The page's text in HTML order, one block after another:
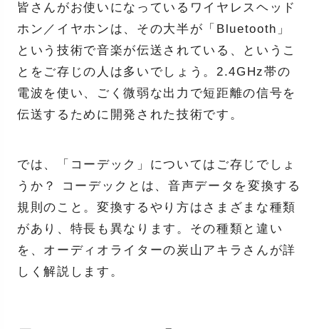
皆さんがお使いになっているワイヤレスヘッド
ホン／イヤホンは、その大半が「Bluetooth」
という技術で音楽が伝送されている、というこ
とをご存じの人は多いでしょう。2.4GHz帯の
電波を使い、ごく微弱な出力で短距離の信号を
伝送するために開発された技術です。
では、「コーデック」についてはご存じでしょ
うか？ コーデックとは、音声データを変換する
規則のこと。変換するやり方はさまざまな種類
があり、特長も異なります。その種類と違い
を、オーディオライターの炭山アキラさんが詳
しく解説します。